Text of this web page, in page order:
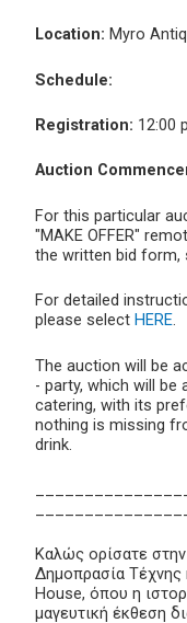
Location: Myro
Schedule:
Registration: 12:00
Auction
For this particular
"MAKE OFFER"
the written bid form,
For detailed
please select HERE.
The auction will be
- party, which will be
catering, with its
nothing is missing
drink.
Καλώς ορίσατε
Δημοπρασία Τέχνης
House, όπου η
μαγευτική έκθεση